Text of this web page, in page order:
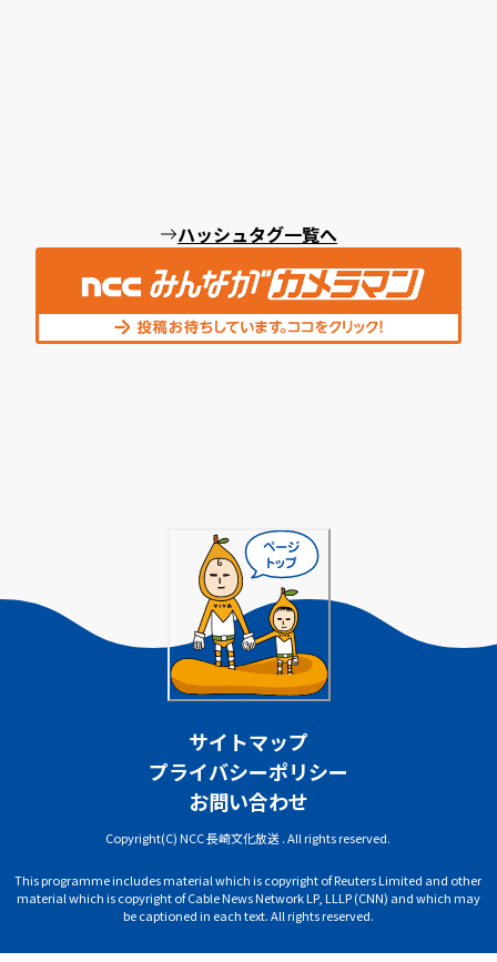
ハッシュタグ一覧へ
サイトマップ
プライバシーポリシー
お問い合わせ
Copyright(C) NCC 長崎文化放送 . All rights reserved.
This programme includes material which is copyright of Reuters Limited and other
material which is copyright of Cable News Network LP, LLLP (CNN) and which may
be captioned in each text. All rights reserved.